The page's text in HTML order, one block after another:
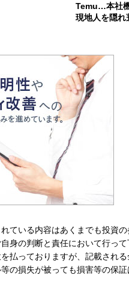
Temu…本社
現地人を隠れ
ている内容はあくまでも投資
身の判断と責任において行っ
払っておりますが、記載され
の損失が被っても損害等の保